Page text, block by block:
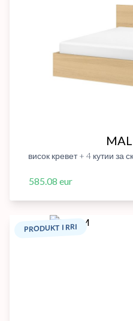
висок кревет + 4 кутии за
585.08 eur
PRODUKT I RRI